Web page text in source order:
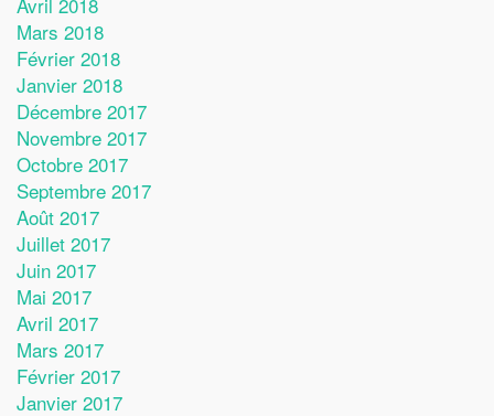
Mars 2018
Février 2018
Janvier 2018
Décembre 2017
Novembre 2017
Octobre 2017
Septembre 2017
Août 2017
Juillet 2017
Juin 2017
Mai 2017
Avril 2017
Mars 2017
Février 2017
Janvier 2017